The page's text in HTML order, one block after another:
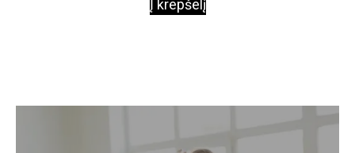
Į krepšelį